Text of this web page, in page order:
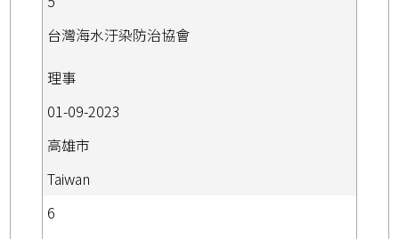
台灣海水汙染防治協會
理事
01-09-2023
高雄市
Taiwan
6